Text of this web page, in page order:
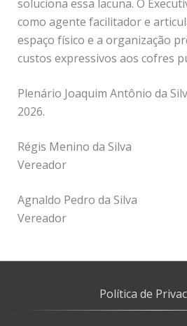
soluciona essa lacuna. O
como agente facilitador e
espaço físico e a organização
custos expressivos aos cofres
Plenário Joaquim Antônio da
2026.
Régis Menino da Silva
Vereador
Agnaldo Pedro da Silva
Vereador
Política de